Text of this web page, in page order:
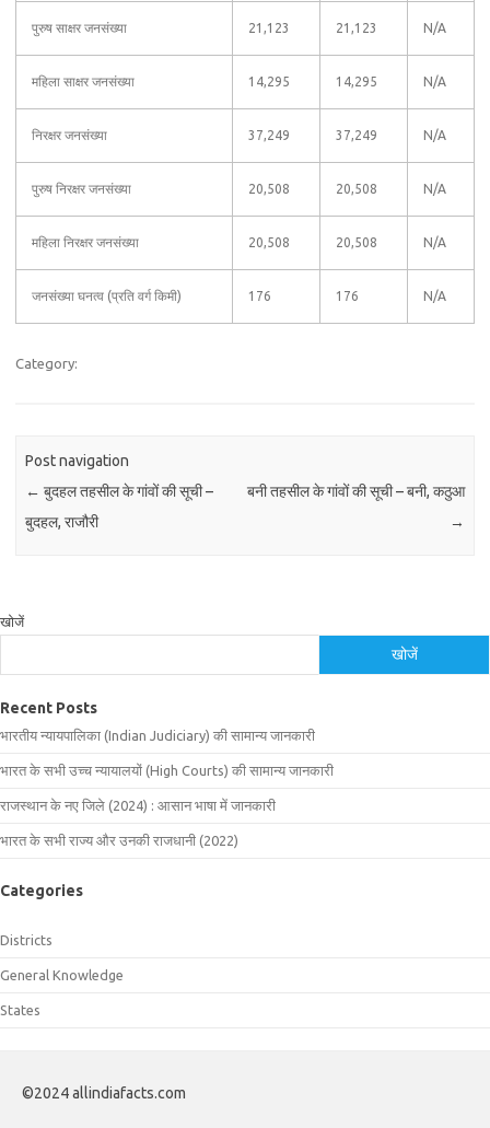
पुरुष साक्षर जनसंख्या 21,123 21,123 N/A
महिला साक्षर जनसंख्या 14,295 14,295 N/A
निरक्षर जनसंख्या 37,249 37,249 N/A
पुरुष निरक्षर जनसंख्या 20,508 20,508 N/A
महिला निरक्षर जनसंख्या 20,508 20,508 N/A
जनसंख्या घनत्व (प्रति वर्ग किमी) 176 176 N/A
Category:
Post navigation
← बुदहल तहसील के गांवों की सूची –
बुदहल, राजौरी
बनी तहसील के गांवों की सूची – बनी, कठुआ
→
खोजें
खोजें
Recent Posts
भारतीय न्यायपालिका (Indian Judiciary) की सामान्य जानकारी
भारत के सभी उच्च न्यायालयों (High Courts) की सामान्य जानकारी
राजस्थान के नए जिले (2024) : आसान भाषा में जानकारी
भारत के सभी राज्य और उनकी राजधानी (2022)
Categories
Districts
General Knowledge
States
©2024 allindiafacts.com